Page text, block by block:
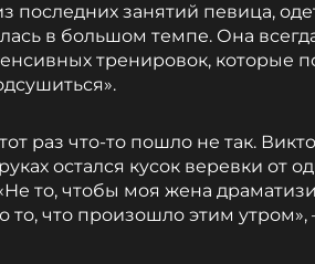
последних занятий певица,
в большом темпе. Она
тренировок, которые
раз что-то пошло не так.
остался кусок веревки от
то, чтобы моя жена
то, что произошло этим